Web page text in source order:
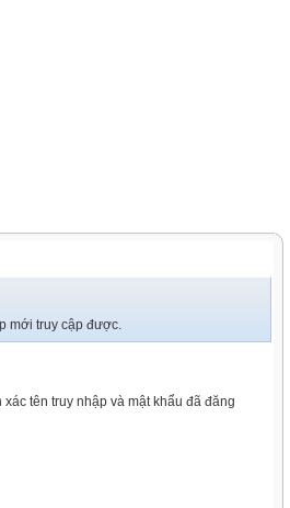
mới truy cập được.
tên truy nhập và mật khẩu đã đăng